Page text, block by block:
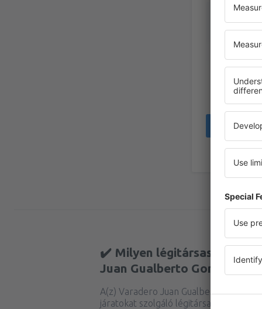
Peru,
✔️ Milyen légitársaságok
Juan Gualberto Gomez
A(z) Varadero Juan Gualberto Gomez
járatokat szolgáló légitársaságok